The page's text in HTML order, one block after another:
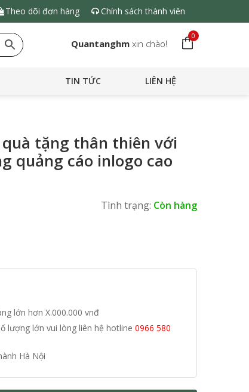
Theo dõi đơn hàng Chính sách thành viên
Quantanghm xin chào!
0
TIN TỨC LIÊN HỆ
quà tặng thân thiên với
quảng cáo inlogo cao
Tình trạng: Còn hàng
lớn hơn X.000.000 vnđ
lượng lớn vui lòng liên hệ hotline 0966 580
Hà Nội